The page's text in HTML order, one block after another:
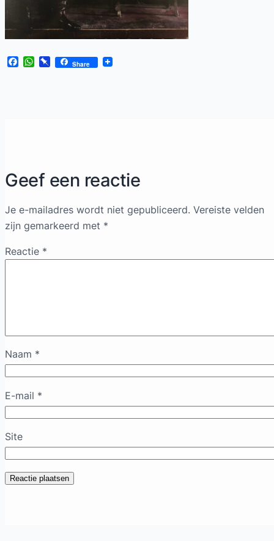
Facebook
WhatsApp
Pinboard
Share
Geef een reactie
Je e-mailadres wordt niet gepubliceerd. Vereiste velden
zijn gemarkeerd met *
Reactie *
Naam *
E-mail *
Site